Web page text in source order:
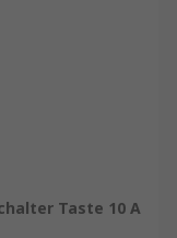
Taste 10 A